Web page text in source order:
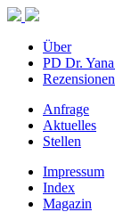
Über
PD Dr.
Rezensionen
Anfrage
Aktuelles
Stellen
Impressum
Index
Magazin